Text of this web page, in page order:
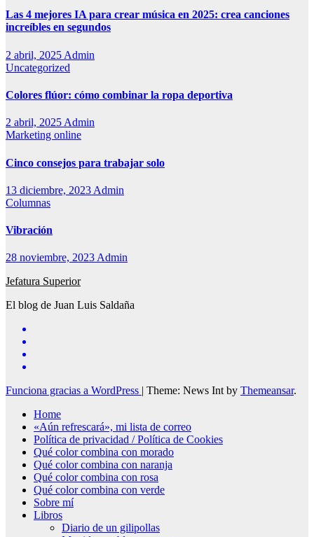
Las 4 mejores IA para crear música en 2025: crea canciones
increíbles en segundos
2 abril, 2025 Admin
Uncategorized
Colores flúor: cómo combinar la ropa deportiva
2 abril, 2025 Admin
Marketing online
Cinco consejos para trabajar solo
13 diciembre, 2023 Admin
Columnas
Vibración
28 noviembre, 2023 Admin
Jefatura Superior
El blog de Juan Luis Saldaña
Funciona gracias a WordPress | Theme: News Int by Themeansar.
Home
«Aún refrescará», mi lista de correo
Política de privacidad / Política de Cookies
Qué color combina con morado
Qué color combina con naranja
Qué color combina con rosa
Qué color combina con verde
Sobre mí
Libros
Diario de un gilipollas